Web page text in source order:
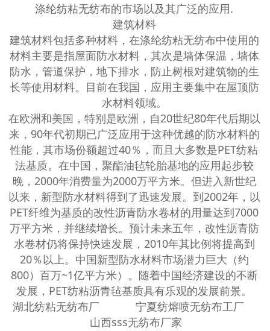
涤纶纺粘无纺布的市场以及其广泛的应用.
建筑材料
建筑材料包括多种材料，在涤纶纺粘无纺布中使用的
材料主要是指屋面防水材料，其次是墙体保温，墙体
防水，管道保护，地下排水，防止树根对建筑物的生
长等使用材料。目前在我国，应用主要集中在屋顶防
水材料领域。
在欧洲和美国，特别是欧洲，自20世纪80年代后期以
来，90年代初期已广泛应用于这种优越的防水材料的
性能，其市场份额超过40％，而且大多数是PET纺粘
法基质。在中国，聚酯油毡轮胎基地的应用起步较
晚，2000年消费量为2000万平方米。但进入新世纪
以来，新型防水材料得到了迅速发展。到2002年，以
PET纤维为基质的改性沥青防水卷材的用量达到7000
万平方米，并继续增长。预计未来五年，改性沥青防
水卷材仍将保持快速发展，2010年其比例将提高到
20％以上。中国新型防水材料市场潜力巨大（约
800）百万~1亿平方米）。随着中国经济建设的不断
发展，PET纺粘沥青毡基质具有乐观的发展前景。
湖北纺粘无纺布厂 宁夏纺熔喷无纺布工厂
山西sss无纺布厂家